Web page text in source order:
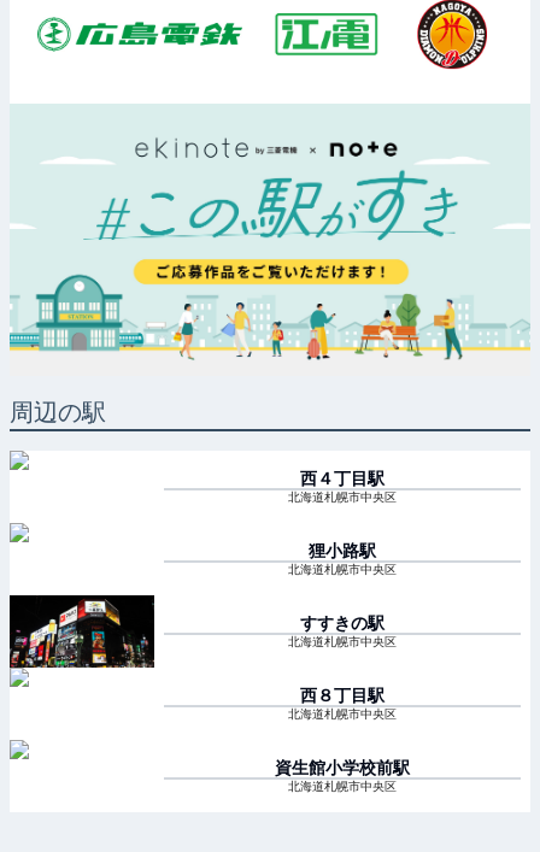
周辺の駅
西４丁目駅
北海道札幌市中央区
狸小路駅
北海道札幌市中央区
すすきの駅
北海道札幌市中央区
西８丁目駅
北海道札幌市中央区
資生館小学校前駅
北海道札幌市中央区